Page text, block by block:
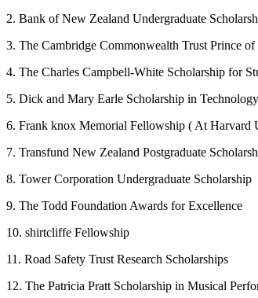
2. Bank of New Zealand Undergraduate
3. The Cambridge Commonwealth Trust Prince
4. The Charles Campbell-White Scholarship for
5. Dick and Mary Earle Scholarship in Technology
6. Frank knox Memorial Fellowship ( At Harvard
7. Transfund New Zealand Postgraduate
8. Tower Corporation Undergraduate Scholarship
9. The Todd Foundation Awards for Excellence
10. shirtcliffe Fellowship
11. Road Safety Trust Research Scholarships
12. The Patricia Pratt Scholarship in Musical